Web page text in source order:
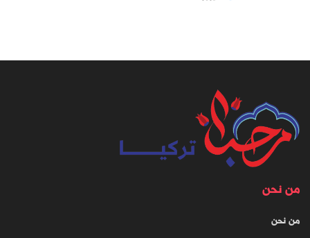
من نحن
من نحن